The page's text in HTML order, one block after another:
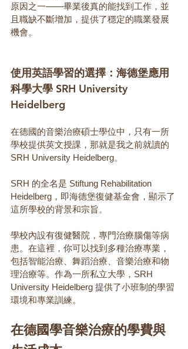
原因之一——畢業後真的能找到工作，並
且職缺不斷增加，提供了穩定的職業發展
機會。
使用英語學習的選擇：海德堡應用
科學大學 SRH University
Heidelberg
在德國的音樂治療碩士學位中，只有一所
學校提供英文授課，那就是我之前就讀的
SRH University Heidelberg。
SRH 的全名是 Stiftung Rehabilitation
Heidelberg，即海德堡復健基金會，顯示了
這所學校的背景和宗旨。
學校內設有復健醫院，專門治療腦傷等病
患。在這裡，你可以找到多種治療專業，
包括智能治療、舞蹈治療、音樂治療和物
理治療等。作為一所私立大學，SRH
University Heidelberg 提供了小班制的學習
環境和專業訓練。
在德國學音樂治療的學費與